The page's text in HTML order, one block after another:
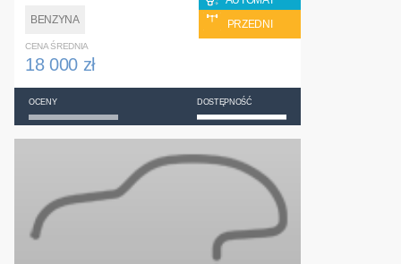
BENZYNA
PRZEDNI
CENA ŚREDNIA
18 000 zł
OCENY DOSTĘPNOŚĆ